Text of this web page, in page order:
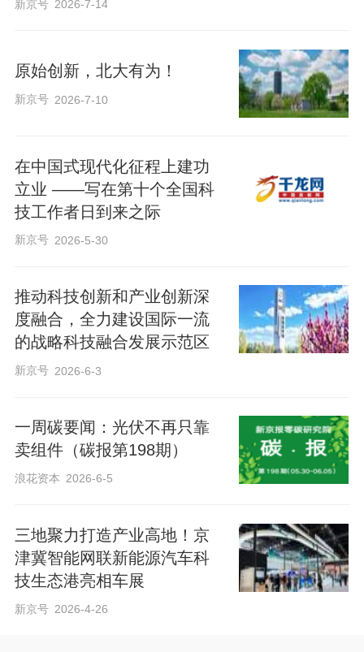
新京号 2026-7-14
原始创新，北大有为！
新京号 2026-7-10
在中国式现代化征程上建功
立业 ——写在第十个全国科
技工作者日到来之际
新京号 2026-5-30
推动科技创新和产业创新深
度融合，全力建设国际一流
的战略科技融合发展示范区
新京号 2026-6-3
一周碳要闻：光伏不再只靠
卖组件（碳报第198期）
浪花资本 2026-6-5
三地聚力打造产业高地！京
津冀智能网联新能源汽车科
技生态港亮相车展
新京号 2026-4-26